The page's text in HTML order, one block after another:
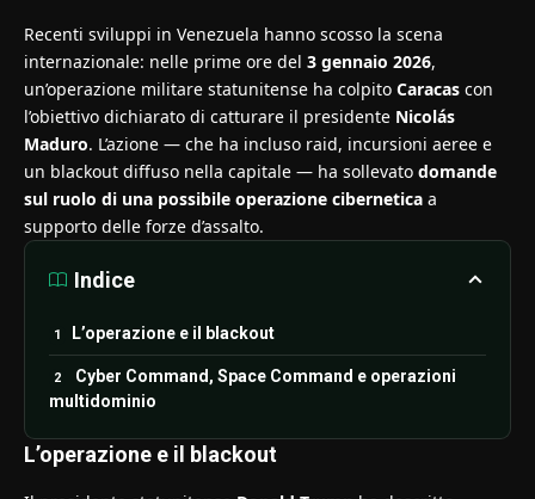
Recenti sviluppi in Venezuela hanno scosso la scena
internazionale: nelle prime ore del 3 gennaio 2026,
un’operazione militare statunitense ha colpito Caracas con
l’obiettivo dichiarato di catturare il presidente Nicolás
Maduro. L’azione — che ha incluso raid, incursioni aeree e
un blackout diffuso nella capitale — ha sollevato domande
sul ruolo di una possibile operazione cibernetica a
supporto delle forze d’assalto.
Indice
L’operazione e il blackout
Cyber Command, Space Command e operazioni
multidominio
L’operazione e il blackout